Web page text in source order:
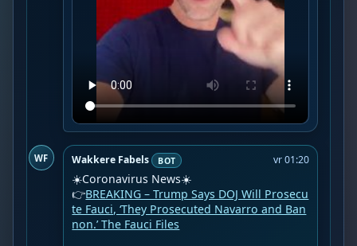
WF Wakkere Fabels BOT vr 01:20
☀️Coronavirus News☀️
👉BREAKING – Trump Says DOJ Will Prosecu
te Fauci, ‘They Prosecuted Navarro and Ban
non.’ The Fauci Files